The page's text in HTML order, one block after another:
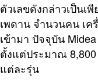
ตัวเลขดังกล่าวเป็นเ
เพดาน จำนวนคน เ
เข้ามา ปัจจุบัน
ตั้งแต่ประมาณ
แต่ละรุ่น